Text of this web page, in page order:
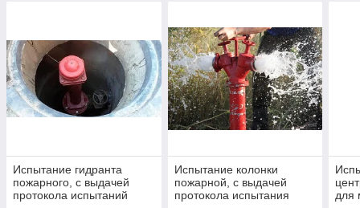
Испытание гидранта
пожарного, с выдачей
протокола испытаний
Испытание колонки
пожарной, с выдачей
протокола испытания
для